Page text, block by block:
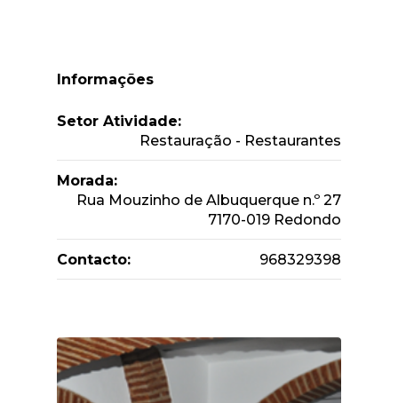
Informações
Setor Atividade:
Restauração - Restaurantes
Morada:
Rua Mouzinho de Albuquerque n.º 27
7170-019 Redondo
Contacto: 968329398